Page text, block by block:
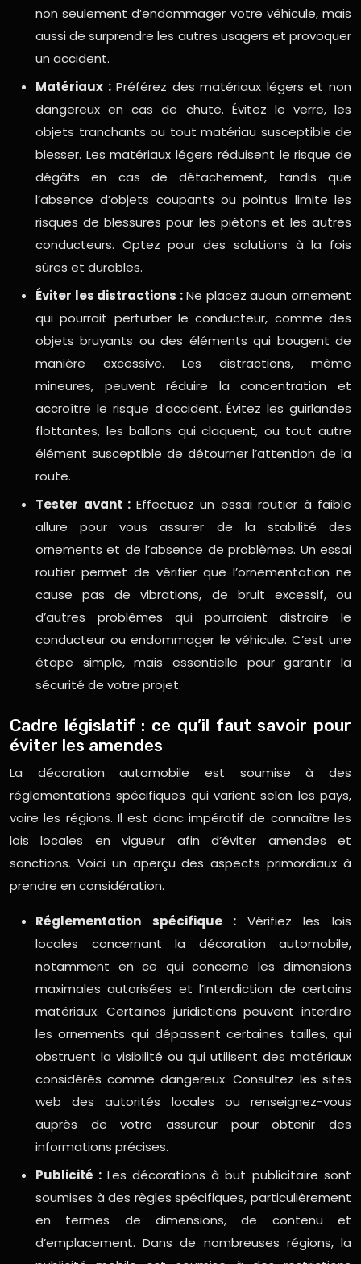
non seulement d’endommager votre véhicule, mais
aussi de surprendre les autres usagers et provoquer
un accident.
Matériaux : Préférez des matériaux légers et non
dangereux en cas de chute. Évitez le verre, les
objets tranchants ou tout matériau susceptible de
blesser. Les matériaux légers réduisent le risque de
dégâts en cas de détachement, tandis que
l’absence d’objets coupants ou pointus limite les
risques de blessures pour les piétons et les autres
conducteurs. Optez pour des solutions à la fois
sûres et durables.
Éviter les distractions :Ne placez aucun ornement
qui pourrait perturber le conducteur, comme des
objets bruyants ou des éléments qui bougent de
manière excessive. Les distractions, même
mineures, peuvent réduire la concentration et
accroître le risque d’accident. Évitez les guirlandes
flottantes, les ballons qui claquent, ou tout autre
élément susceptible de détourner l’attention de la
route.
Tester avant : Effectuez un essai routier à faible
allure pour vous assurer de la stabilité des
ornements et de l’absence de problèmes. Un essai
routier permet de vérifier que l’ornementation ne
cause pas de vibrations, de bruit excessif, ou
d’autres problèmes qui pourraient distraire le
conducteur ou endommager le véhicule. C’est une
étape simple, mais essentielle pour garantir la
sécurité de votre projet.
Cadre législatif : ce qu’il faut savoir pour
éviter les amendes
La décoration automobile est soumise à des
réglementations spécifiques qui varient selon les pays,
voire les régions. Il est donc impératif de connaître les
lois locales en vigueur afin d’éviter amendes et
sanctions. Voici un aperçu des aspects primordiaux à
prendre en considération.
Réglementation spécifique : Vérifiez les lois
locales concernant la décoration automobile,
notamment en ce qui concerne les dimensions
maximales autorisées et l’interdiction de certains
matériaux. Certaines juridictions peuvent interdire
les ornements qui dépassent certaines tailles, qui
obstruent la visibilité ou qui utilisent des matériaux
considérés comme dangereux. Consultez les sites
web des autorités locales ou renseignez-vous
auprès de votre assureur pour obtenir des
informations précises.
Publicité : Les décorations à but publicitaire sont
soumises à des règles spécifiques, particulièrement
en termes de dimensions, de contenu et
d’emplacement. Dans de nombreuses régions, la